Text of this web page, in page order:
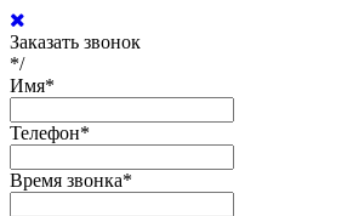
Заказать звонок
*/
Имя*
Телефон*
Время звонка*